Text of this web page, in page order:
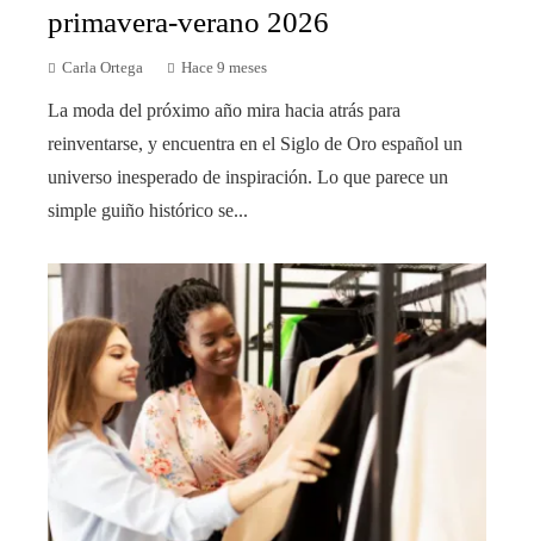
primavera-verano 2026
Carla Ortega Hace 9 meses
La moda del próximo año mira hacia atrás para
reinventarse, y encuentra en el Siglo de Oro español un
universo inesperado de inspiración. Lo que parece un
simple guiño histórico se...